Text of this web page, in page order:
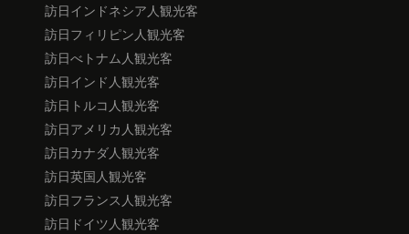
訪日インドネシア人観光客
訪日フィリピン人観光客
訪日べトナム人観光客
訪日インド人観光客
訪日トルコ人観光客
訪日アメリカ人観光客
訪日カナダ人観光客
訪日英国人観光客
訪日フランス人観光客
訪日ドイツ人観光客